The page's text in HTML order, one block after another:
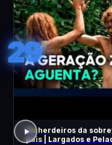
29
Os herdeiros da
pais | Largados e